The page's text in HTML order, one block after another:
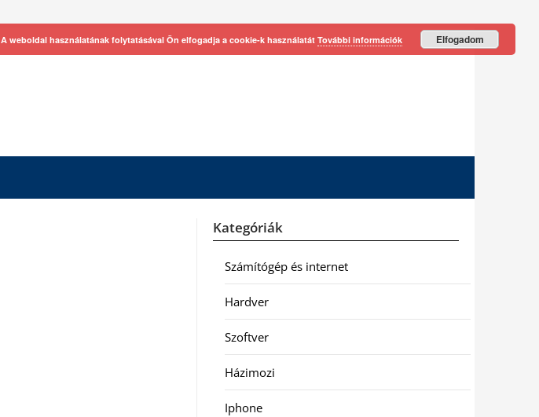
Kategóriák
Számítógép és internet
Hardver
Szoftver
Házimozi
Iphone
A weboldal használatának folytatásával Ön elfogadja a cookie-k használatát További információk Elfogadom